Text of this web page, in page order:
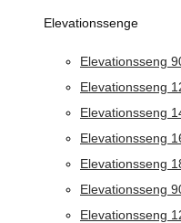
Elevationssenge
Elevationsseng
Elevationsseng
Elevationsseng
Elevationsseng
Elevationsseng
Elevationsseng
Elevationsseng